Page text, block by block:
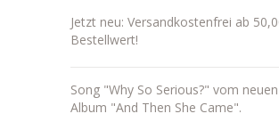
Jetzt neu: Versandkostenfrei ab
Bestellwert!
Song "Why So Serious?" vom neuen
Album "And Then She Came".